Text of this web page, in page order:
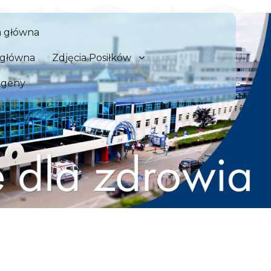
Kliniczny we
zdrowia
główna
Zdjęcia Posiłków